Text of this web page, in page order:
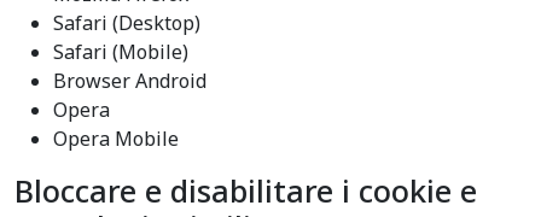
Safari (Desktop)
Safari (Mobile)
Browser Android
Opera
Opera Mobile
Bloccare e disabilitare i cookie e